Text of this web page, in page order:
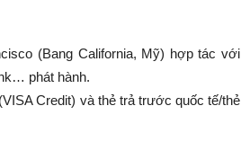
(Bang California, Mỹ) hợp tác với
phát hành.
Credit) và thẻ trả trước quốc tế/thẻ